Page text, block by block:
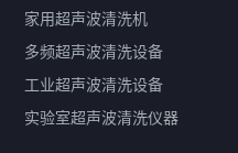
鼓泡 升降 抛动
带加热
功率可调
双波脱气
机械旋钮系列
厨具清洗机
超声波振板
家用超声波清洗机
多频超声波清洗设备
工业超声波清洗设备
实验室超声波清洗仪器